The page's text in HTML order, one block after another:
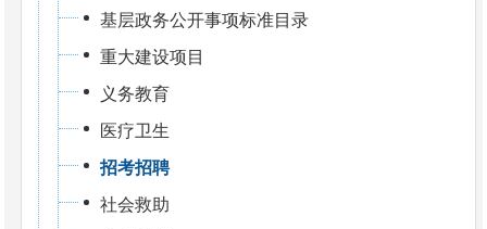
基层政务公开事项标准目录
重大建设项目
义务教育
医疗卫生
招考招聘
社会救助